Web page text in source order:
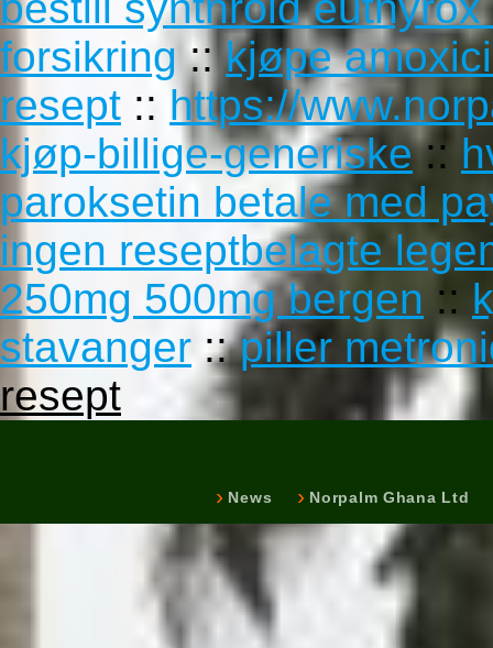
forsikring ::kjøpe
resept :: https://
kjøp-billige-generiske::
paroksetin betale med
ingen reseptbelagte
250mg 500mg bergen ::
stavanger ::piller
resept
News Norpalm Ghana Ltd